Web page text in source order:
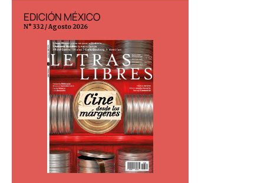
EDICIÓN MÉXICO
N° 332 / Agosto 2026